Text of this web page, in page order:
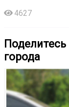
4627
города